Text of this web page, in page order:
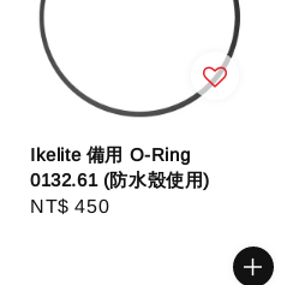
Ikelite 備用 O-Ring
0132.61 (防水殼使用)
Regular
NT$ 450